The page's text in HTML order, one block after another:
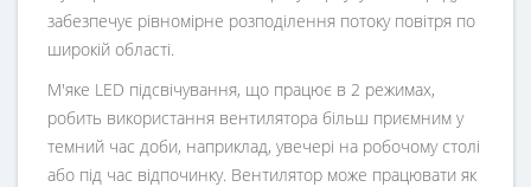
забезпечує рівномірне розподілення потоку повітря по
широкій області.
М'яке LED підсвічування, що працює в 2 режимах,
робить використання вентилятора більш приємним у
темний час доби, наприклад, увечері на робочому столі
або під час відпочинку. Вентилятор може працювати як